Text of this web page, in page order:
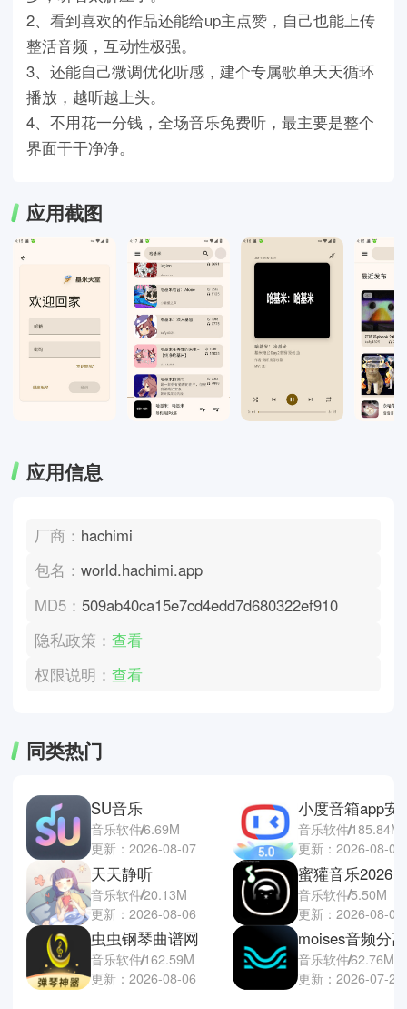
2、看到喜欢的作品还能给up主点赞，自己也能上传
整活音频，互动性极强。
3、还能自己微调优化听感，建个专属歌单天天循环
播放，越听越上头。
4、不用花一分钱，全场音乐免费听，最主要是整个
界面干干净净。
应用截图
应用信息
厂商： hachimi
包名：world.hachimi.app
MD5： 509ab40ca15e7cd4edd7d680322ef910
隐私政策：查看
权限说明：查看
同类热门
SU音乐
音乐软件6.69M
更新：2026-08-07
天天静听
音乐软件20.13M
更新：2026-08-06
虫虫钢琴曲谱网
音乐软件162.59M
更新：2026-08-06
小度音箱app安
音乐软件185.84M
更新：2026-08-02
蜜獾音乐2026
音乐软件5.50M
更新：2026-08-02
moises音频分
音乐软件62.76M
更新：2026-07-28